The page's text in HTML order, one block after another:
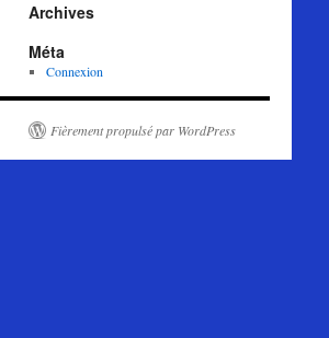
Archives
Méta
Connexion
Fièrement propulsé par WordPress